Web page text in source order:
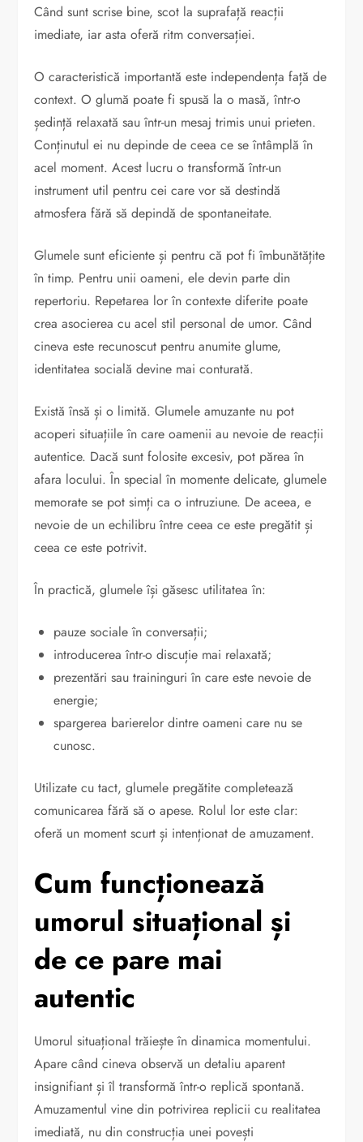
Când sunt scrise bine, scot la suprafață reacții
imediate, iar asta oferă ritm conversației.
O caracteristică importantă este independența față de
context. O glumă poate fi spusă la o masă, într-o
ședință relaxată sau într-un mesaj trimis unui prieten.
Conținutul ei nu depinde de ceea ce se întâmplă în
acel moment. Acest lucru o transformă într-un
instrument util pentru cei care vor să destindă
atmosfera fără să depindă de spontaneitate.
Glumele sunt eficiente și pentru că pot fi îmbunătățite
în timp. Pentru unii oameni, ele devin parte din
repertoriu. Repetarea lor în contexte diferite poate
crea asocierea cu acel stil personal de umor. Când
cineva este recunoscut pentru anumite glume,
identitatea socială devine mai conturată.
Există însă și o limită. Glumele amuzante nu pot
acoperi situațiile în care oamenii au nevoie de reacții
autentice. Dacă sunt folosite excesiv, pot părea în
afara locului. În special în momente delicate, glumele
memorate se pot simți ca o intruziune. De aceea, e
nevoie de un echilibru între ceea ce este pregătit și
ceea ce este potrivit.
În practică, glumele își găsesc utilitatea în:
pauze sociale în conversații;
introducerea într-o discuție mai relaxată;
prezentări sau traininguri în care este nevoie de
energie;
spargerea barierelor dintre oameni care nu se
cunosc.
Utilizate cu tact, glumele pregătite completează
comunicarea fără să o apese. Rolul lor este clar:
oferă un moment scurt și intenționat de amuzament.
Cum funcționează
umorul situațional și
de ce pare mai
autentic
Umorul situațional trăiește în dinamica momentului.
Apare când cineva observă un detaliu aparent
insignifiant și îl transformă într-o replică spontană.
Amuzamentul vine din potrivirea replicii cu realitatea
imediată, nu din construcția unei povești